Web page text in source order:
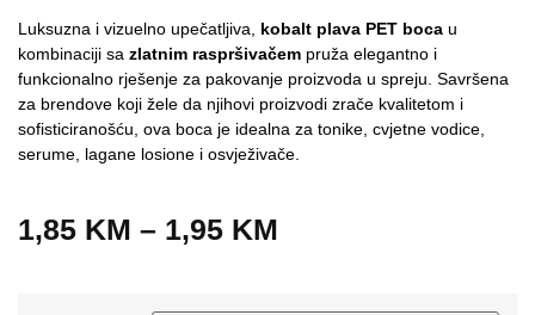
Luksuzna i vizuelno upečatljiva, kobalt plava PET boca u
kombinaciji sa zlatnim raspršivačem pruža elegantno i
funkcionalno rješenje za pakovanje proizvoda u spreju. Savršena
za brendove koji žele da njihovi proizvodi zrače kvalitetom i
sofisticiranošću, ova boca je idealna za tonike, cvjetne vodice,
serume, lagane losione i osvježivače.
1,85 KM – 1,95 KM